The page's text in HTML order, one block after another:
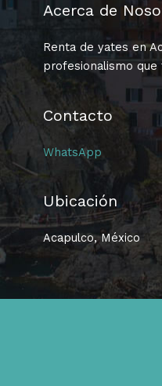
Acerca de
Renta de yates en
profesionalismo que
Contacto
WhatsApp
Ubicación
Acapulco, México